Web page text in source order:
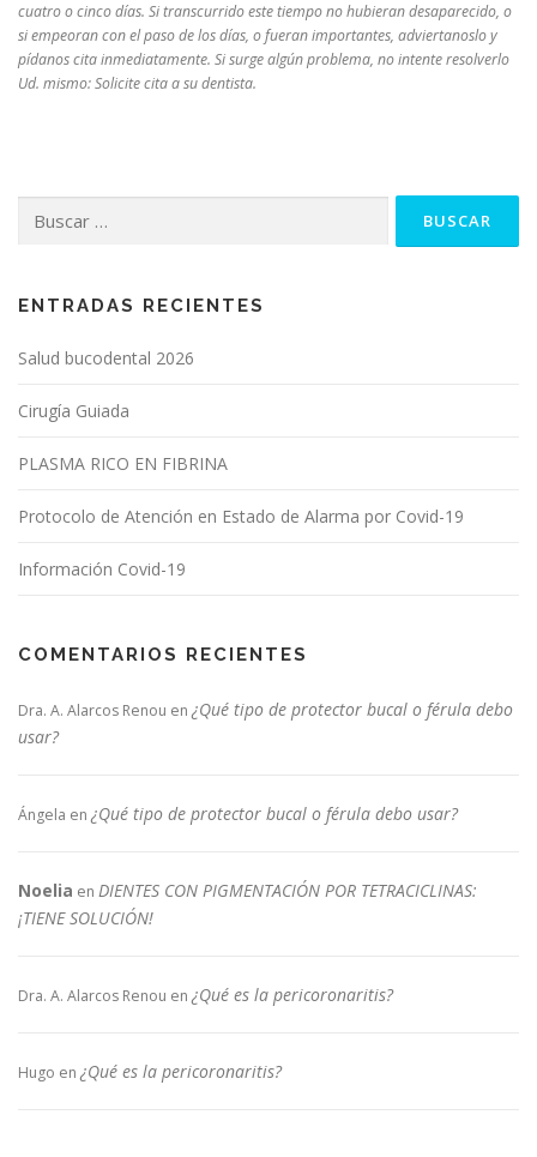
cuatro o cinco días. Si transcurrido este tiempo no hubieran desaparecido, o
si empeoran con el paso de los días, o fueran importantes, adviertanoslo y
pídanos cita inmediatamente. Si surge algún problema, no intente resolverlo
Ud. mismo: Solicite cita a su dentista.
ENTRADAS RECIENTES
Salud bucodental 2026
Cirugía Guiada
PLASMA RICO EN FIBRINA
Protocolo de Atención en Estado de Alarma por Covid-19
Información Covid-19
COMENTARIOS RECIENTES
Dra. A. Alarcos Renou en ¿Qué tipo de protector bucal o férula debo
usar?
Ángela en ¿Qué tipo de protector bucal o férula debo usar?
Noelia en DIENTES CON PIGMENTACIÓN POR TETRACICLINAS:
¡TIENE SOLUCIÓN!
Dra. A. Alarcos Renou en ¿Qué es la pericoronaritis?
Hugo en ¿Qué es la pericoronaritis?